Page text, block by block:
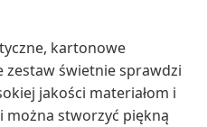
kartonowe
zestaw świetnie sprawdzi
jakości materiałom i
stworzyć piękną